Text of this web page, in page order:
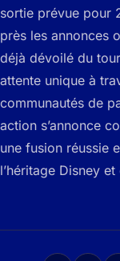
sortie prévue pour
près les annonces
déjà dévoilé du
attente unique à
communautés de
action s’annonce
une fusion réussie
l’héritage Disney